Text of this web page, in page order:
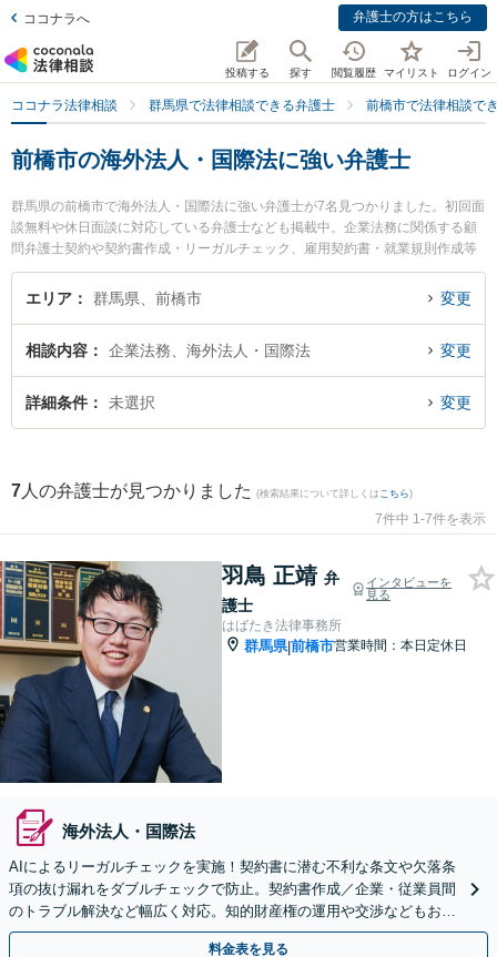
ココナラへ 弁護士の方はこちら
投稿する 探す 閲覧履歴 マイリスト ログイン
ココナラ法律相談 群馬県で法律相談できる弁護士 前橋市で法律相談で
前橋市の海外法人・国際法に強い弁護士
群馬県の前橋市で海外法人・国際法に強い弁護士が7名見つかりました。初回面
談無料や休日面談に対応している弁護士なども掲載中。企業法務に関係する顧
問弁護士契約や契約書作成・リーガルチェック、雇用契約書・就業規則作成等
の細かな分野での絞り込み検索もでき便利です。特にはばたき法律事務所の羽
鳥 正靖弁護士や山田穂積法律事務所の山田 穂積弁護士、梅山綜合法律事務所の
弁護士に相談したい』『海外法人・国際法のトラブル解決の実績豊富な近くの
弁護士を検索したい』『初回相談無料で海外法人・国際法を法律相談できる前
橋市内の弁護士に相談予約したい』などでお困りの相談者さんにおすすめで
エリア 群馬県、前橋市 変更
相談内容 企業法務、海外法人・国際法 変更
詳細条件 未選択 変更
7 人の弁護士が見つかりました (検索結果について詳しくは こちら)
7件中 1-7件を表示
羽鳥 正靖 弁
護士
インタビューを
見る
はばたき法律事務所
群馬県|前橋市営業時間：本日定休日
海外法人・国際法
AIによるリーガルチェックを実施！契約書に潜む不利な条文や欠落条
項の抜け漏れをダブルチェックで防止。契約書作成／企業・従業員間
のトラブル解決など幅広く対応。知的財産権の運用や交渉などもお任
せください【初回面談無料】【群馬総社駅・車15分】
料金表を見る